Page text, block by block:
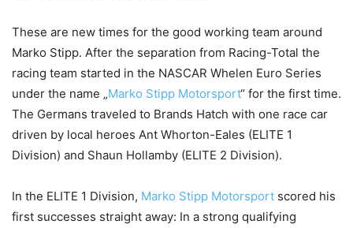
These are new times for the good working team around
Marko Stipp. After the separation from Racing-Total the
racing team started in the NASCAR Whelen Euro Series
under the name „Marko Stipp Motorsport“ for the first time.
The Germans traveled to Brands Hatch with one race car
driven by local heroes Ant Whorton-Eales (ELITE 1
Division) and Shaun Hollamby (ELITE 2 Division).
In the ELITE 1 Division, Marko Stipp Motorsport scored his
first successes straight away: In a strong qualifying